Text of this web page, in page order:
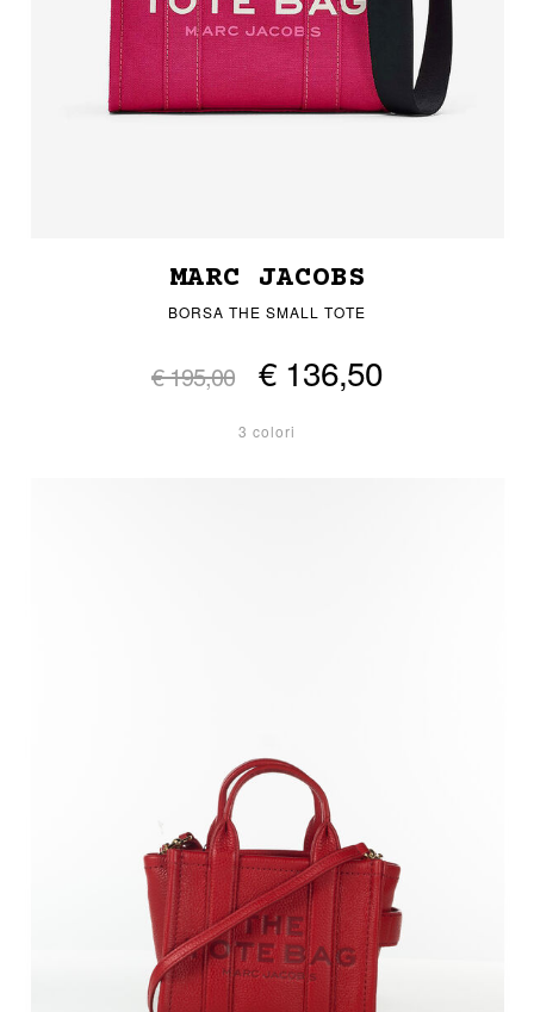
MARC JACOBS
BORSA THE SMALL TOTE
€ 195,00 € 136,50
3 colori